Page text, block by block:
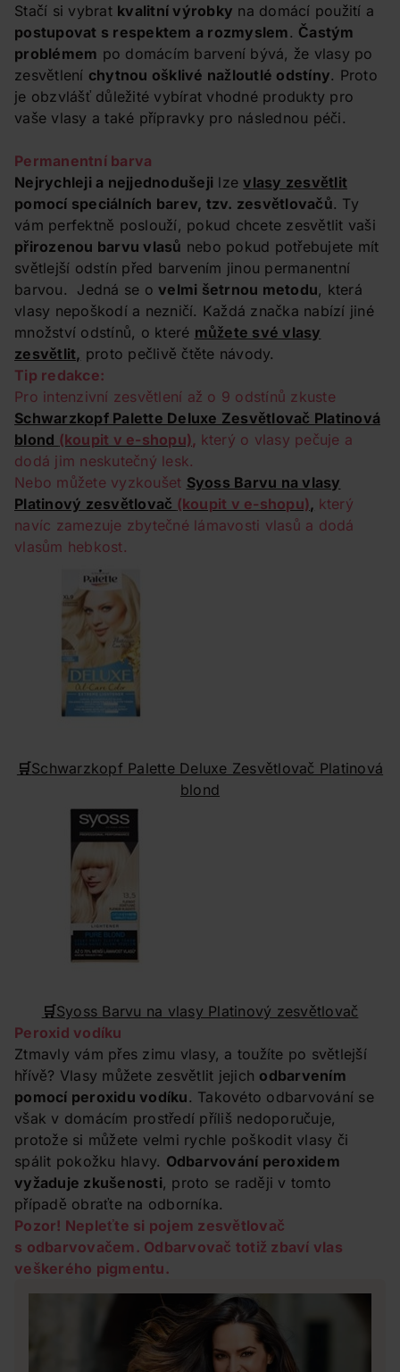
Stačí si vybrat kvalitní výrobky na domácí použití a
postupovat s respektem a rozmyslem. Častým
problémem po domácím barvení bývá, že vlasy po
zesvětlení chytnou ošklivé nažloutlé odstíny. Proto
je obzvlášť důležité vybírat vhodné produkty pro
vaše vlasy a také přípravky pro následnou péči.
Permanentní barva
Nejrychleji a nejjednodušeji lzevlasy zesvětlit
pomocí speciálních barev, tzv. zesvětlovačů. Ty
vám perfektně poslouží, pokud chcete zesvětlit vaši
přirozenou barvu vlasů nebo pokud potřebujete mít
světlejší odstín před barvením jinou permanentní
barvou. Jedná se o velmi šetrnou metodu, která
vlasy nepoškodí a nezničí. Každá značka nabízí jiné
množství odstínů, o které můžete své vlasy
zesvětlit, proto pečlivě čtěte návody.
Tip redakce:
Pro intenzivní zesvětlení až o 9 odstínů zkuste
Schwarzkopf Palette Deluxe Zesvětlovač Platinová
blond (koupit v e-shopu), který o vlasy pečuje a
dodá jim neskutečný lesk.
Nebo můžete vyzkoušet Syoss Barvu na vlasy
Platinový zesvětlovač (koupit v e-shopu), který
navíc zamezuje zbytečné lámavosti vlasů a dodá
vlasům hebkost.
🛒Schwarzkopf Palette Deluxe Zesvětlovač Platinová
blond
🛒Syoss Barvu na vlasy Platinový zesvětlovač
Peroxid vodíku
Ztmavly vám přes zimu vlasy, a toužíte po světlejší
hřívě? Vlasy můžete zesvětlit jejich odbarvením
pomocí peroxidu vodíku. Takovéto odbarvování se
však v domácím prostředí příliš nedoporučuje,
protože si můžete velmi rychle poškodit vlasy či
spálit pokožku hlavy. Odbarvování peroxidem
vyžaduje zkušenosti, proto se raději v tomto
případě obraťte na odborníka.
Pozor! Nepleťte si pojem zesvětlovač
s odbarvovačem. Odbarvovač totiž zbaví vlas
veškerého pigmentu.